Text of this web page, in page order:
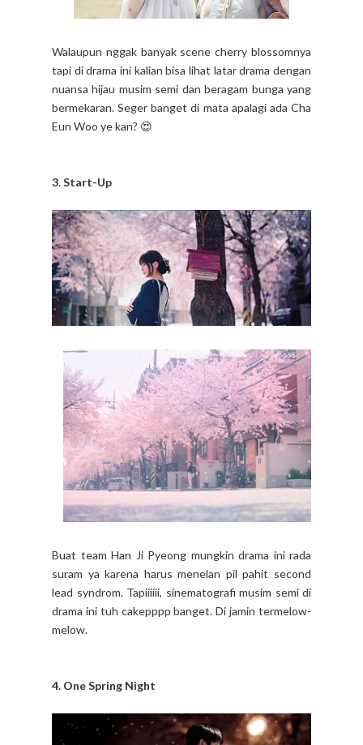
Walaupun nggak banyak scene cherry blossomnya
tapi di drama ini kalian bisa lihat latar drama dengan
nuansa hijau musim semi dan beragam bunga yang
bermekaran. Seger banget di mata apalagi ada Cha
Eun Woo ye kan? 😍
3. Start-Up
Buat team Han Ji Pyeong mungkin drama ini rada
suram ya karena harus menelan pil pahit second
lead syndrom. Tapiiiiii, sinematografi musim semi di
drama ini tuh cakepppp banget. Di jamin termelow-
melow.
4. One Spring Night